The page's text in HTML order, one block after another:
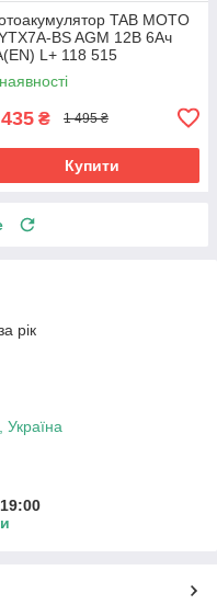
TAB MOTO
BS AGM 12В 6Ач
L+ 118 515
₴ 1 495 ₴
Купити
рік
Україна